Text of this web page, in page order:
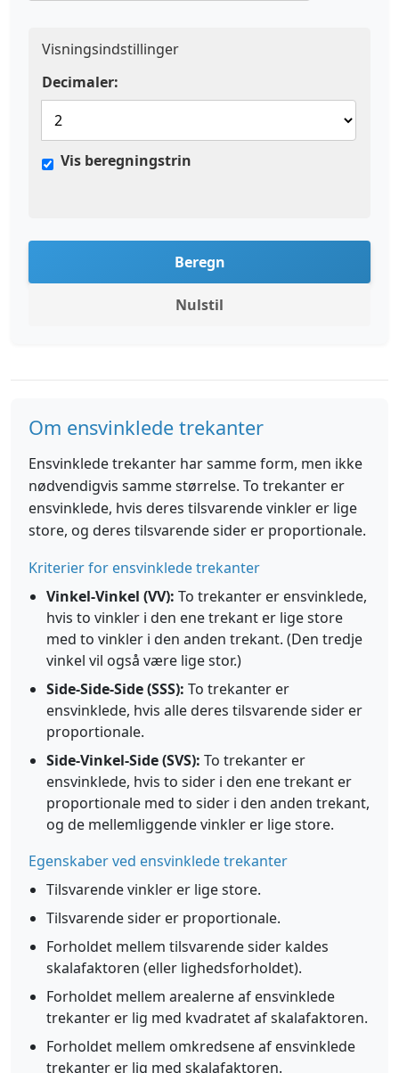
Visningsindstillinger
Decimaler:
Vis beregningstrin
Beregn
Nulstil
Om ensvinklede trekanter
Ensvinklede trekanter har samme form, men ikke
nødvendigvis samme størrelse. To trekanter er
ensvinklede, hvis deres tilsvarende vinkler er lige
store, og deres tilsvarende sider er proportionale.
Kriterier for ensvinklede trekanter
Vinkel-Vinkel (VV): To trekanter er ensvinklede,
hvis to vinkler i den ene trekant er lige store
med to vinkler i den anden trekant. (Den tredje
vinkel vil også være lige stor.)
Side-Side-Side (SSS): To trekanter er
ensvinklede, hvis alle deres tilsvarende sider er
proportionale.
Side-Vinkel-Side (SVS): To trekanter er
ensvinklede, hvis to sider i den ene trekant er
proportionale med to sider i den anden trekant,
og de mellemliggende vinkler er lige store.
Egenskaber ved ensvinklede trekanter
Tilsvarende vinkler er lige store.
Tilsvarende sider er proportionale.
Forholdet mellem tilsvarende sider kaldes
skalafaktoren (eller lighedsforholdet).
Forholdet mellem arealerne af ensvinklede
trekanter er lig med kvadratet af skalafaktoren.
Forholdet mellem omkredsene af ensvinklede
trekanter er lig med skalafaktoren.